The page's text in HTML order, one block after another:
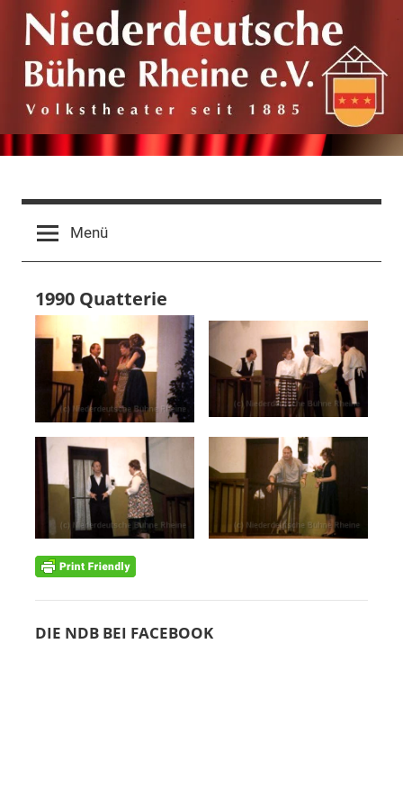
Zum
Inhalt
springen
Niederdeutsche
Bühne
Rheine
e.V.
1885
Menü
1990 Quatterie
DIE NDB BEI FACEBOOK